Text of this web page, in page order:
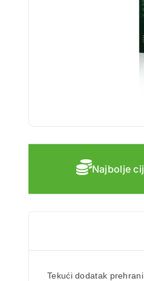
Najbolje
Tekući dodatak prehrani